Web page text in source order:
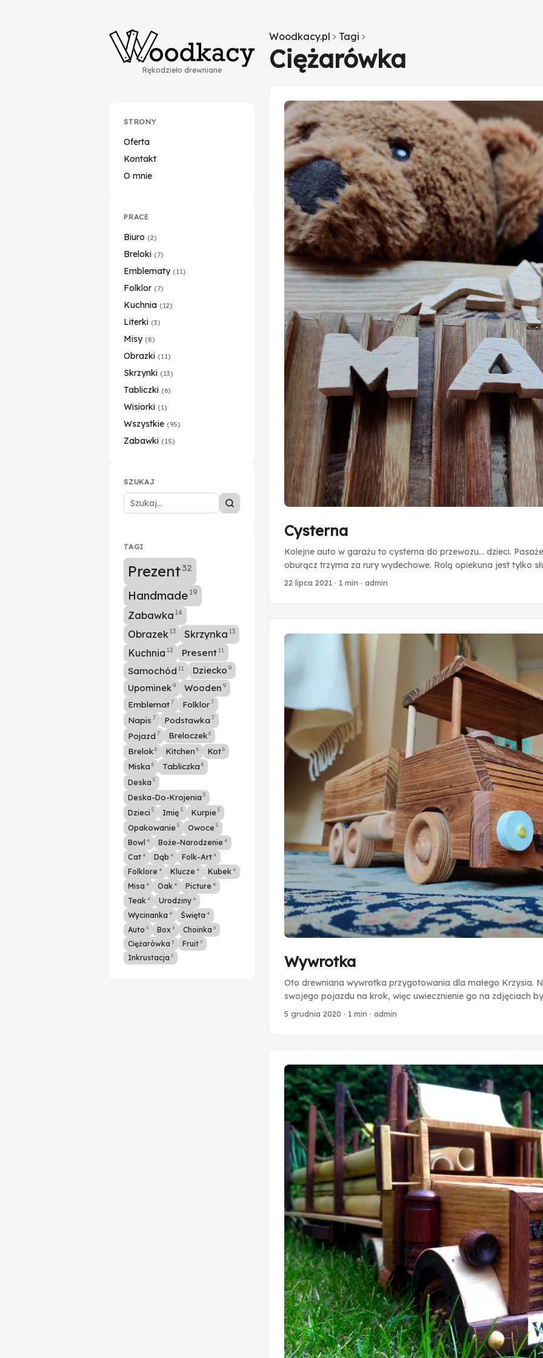
Woodkacy.pl Tagi
Ciężarówka
Cysterna
Kolejne auto w garażu to cysterna do przewozu… dzieci.
oburącz trzyma za rury wydechowe. Rolą opiekuna jest tylko
ciągnąć pojazd. Samochód wykonany w całości z drewna - z
22 lipca 2021 · 1 min · admin
Wywrotka
Oto drewniana wywrotka przygotowania dla małego Krzysia.
swojego pojazdu na krok, więc uwiecznienie go na zdjęciach
wykonałem w całości z drewna (łącznie z kołami i osiami!).
dopełnia spersonalizwana “tablica rejestracyjna” z każdą z
drewnianej karoserii. ...
5 grudnia 2020 · 1 min · admin
Rękodzieło drewniane
STRONY
Oferta
Kontakt
O mnie
PRACE
Biuro (2)
Breloki (7)
Emblematy (11)
Folklor (7)
Kuchnia (12)
Literki (3)
Misy (8)
Obrazki (11)
Skrzynki (13)
Tabliczki (6)
Wisiorki (1)
Wszystkie (95)
Zabawki (15)
SZUKAJ
TAGI
Prezent32
Handmade 19
Zabawka 14
Obrazek13 Skrzynka 13
Kuchnia 12 Present11
Samochód 11 Dziecko 9
Upominek9 Wooden 9
Emblemat7 Folklor7
Napis 7 Podstawka 7
Pojazd 7 Breloczek6
Brelok6 Kitchen 6 Kot6
Miska 6 Tabliczka 6
Deska 5
Deska-Do-Krojenia 5
Dzieci 5 Imię 5 Kurpie 5
Opakowanie 5 Owoce 5
Bowl 4 Boże-Narodzenie 4
Cat 4 Dąb 4 Folk-Art 4
Folklore 4 Klucze 4 Kubek 4
Misa 4 Oak 4 Picture 4
Teak 4 Urodziny 4
Wycinanka 4 Święta 4
Auto 3 Box 3 Choinka 3
Ciężarówka 3 Fruit 3
Inkrustacja 3